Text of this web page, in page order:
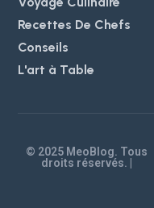
Recettes De Chefs
Conseils
L'art à Table
© 2025 MeoBlog. Tous
droits réservés. |